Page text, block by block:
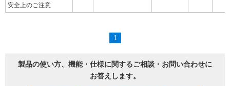
安全上のご注意
1
製品の使い方、機能・仕様に関するご相談・お問い合わせに
お答えします。